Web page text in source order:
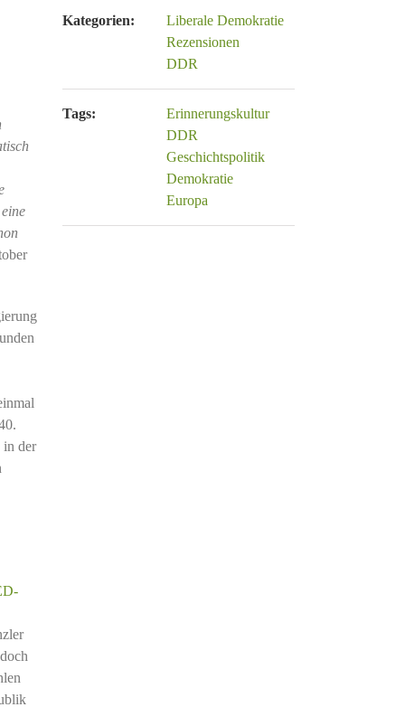
in der
Kategorien:
Liberale Demokratie
Rezensionen
DDR
Tags:
Erinnerungskultur
DDR
Geschichtspolitik
Demokratie
Europa